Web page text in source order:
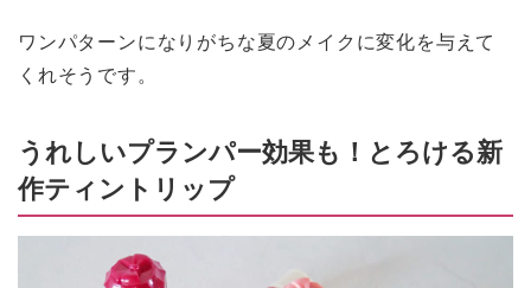
ワンパターンになりがちな夏のメイクに変化を与えて
くれそうです。
うれしいプランパー効果も！とろける新
作ティントリップ